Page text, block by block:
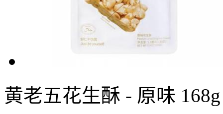
黄老五花生酥 - 原味 168g